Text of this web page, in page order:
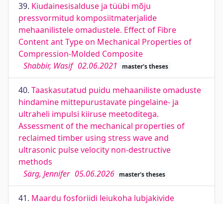
39. Kiudainesisalduse ja tüübi mõju
pressvormitud komposiitmaterjalide
mehaanilistele omadustele. Effect of Fibre
Content ant Type on Mechanical Properties of
Compression-Molded Composite
Shabbir, Wasif 02.06.2021 master's theses
40. Taaskasutatud puidu mehaaniliste omaduste
hindamine mittepurustavate pingelaine- ja
ultraheli impulsi kiiruse meetoditega.
Assessment of the mechanical properties of
reclaimed timber using stress wave and
ultrasonic pulse velocity non-destructive
methods
Särg, Jennifer 05.06.2026 master's theses
41. Maardu fosforiidi leiukoha lubjakivide